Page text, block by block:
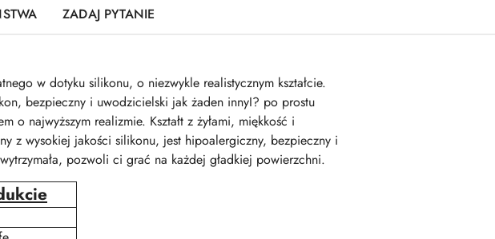
ZADAJ PYTANIE
w dotyku silikonu, o niezwykle realistycznym kształcie.
bezpieczny i uwodzicielski jak żaden innyI? po prostu
najwyższym realizmie. Kształt z żyłami, miękkość i
z wysokiej jakości silikonu, jest hipoalergiczny, bezpieczny i
pozwoli ci grać na każdej gładkiej powierzchni.